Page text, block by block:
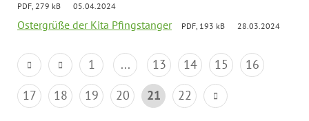
PDF, 279 kB 05.04.2024
Ostergrüße der Kita Pfingstanger PDF, 193 kB 28.03.2024
1 ... 13 14 15
16
17
18 19 20 21 22